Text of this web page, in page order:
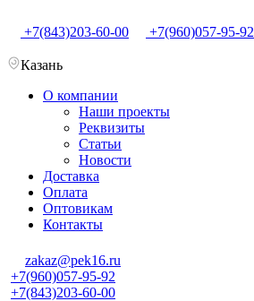
+7(843)203-60-00 +7(960)057-95-92
Казань
О компании
Наши проекты
Реквизиты
Статьи
Новости
Доставка
Оплата
Оптовикам
Контакты
zakaz@pek16.ru
+7(960)057-95-92
+7(843)203-60-00